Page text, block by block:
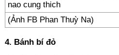
(Ảnh FB Phan Thuỳ Na)
4. Bánh bí đỏ